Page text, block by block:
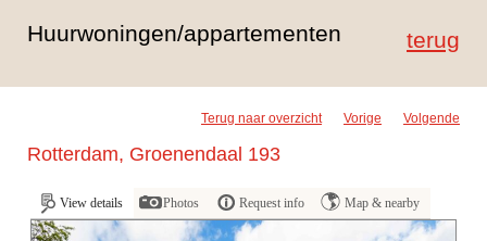
Portfolio
Huurwoningen/appartementen terug
Terug naar overzicht Vorige Volgende
Rotterdam, Groenendaal 193
View details Photos Request info Map & nearby